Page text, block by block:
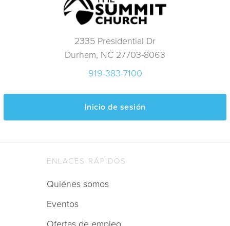
2335 Presidential Dr
Durham, NC 27703-8063
919-383-7100
Inicio de sesión
ENLACES RÁPIDOS
Quiénes somos
Eventos
Ofertas de empleo